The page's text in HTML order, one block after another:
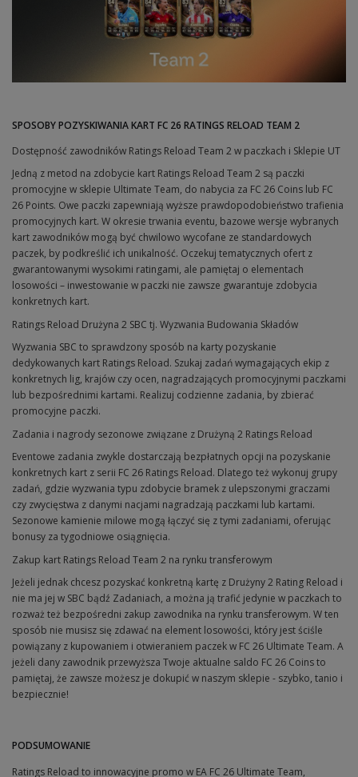
SPOSOBY POZYSKIWANIA KART FC 26 RATINGS RELOAD TEAM 2
Dostępność zawodników Ratings Reload Team 2 w paczkach i Sklepie UT
Jedną z metod na zdobycie kart Ratings Reload Team 2 są paczki
promocyjne w sklepie Ultimate Team, do nabycia za FC 26 Coins lub FC
26 Points. Owe paczki zapewniają wyższe prawdopodobieństwo trafienia
promocyjnych kart. W okresie trwania eventu, bazowe wersje wybranych
kart zawodników mogą być chwilowo wycofane ze standardowych
paczek, by podkreślić ich unikalność. Oczekuj tematycznych ofert z
gwarantowanymi wysokimi ratingami, ale pamiętaj o elementach
losowości – inwestowanie w paczki nie zawsze gwarantuje zdobycia
konkretnych kart.
Ratings Reload Drużyna 2 SBC tj. Wyzwania Budowania Składów
Wyzwania SBC to sprawdzony sposób na karty pozyskanie
dedykowanych kart Ratings Reload. Szukaj zadań wymagających ekip z
konkretnych lig, krajów czy ocen, nagradzających promocyjnymi paczkami
lub bezpośrednimi kartami. Realizuj codzienne zadania, by zbierać
promocyjne paczki.
Zadania i nagrody sezonowe związane z Drużyną 2 Ratings Reload
Eventowe zadania zwykle dostarczają bezpłatnych opcji na pozyskanie
konkretnych kart z serii FC 26 Ratings Reload. Dlatego też wykonuj grupy
zadań, gdzie wyzwania typu zdobycie bramek z ulepszonymi graczami
czy zwycięstwa z danymi nacjami nagradzają paczkami lub kartami.
Sezonowe kamienie milowe mogą łączyć się z tymi zadaniami, oferując
bonusy za tygodniowe osiągnięcia.
Zakup kart Ratings Reload Team 2 na rynku transferowym
Jeżeli jednak chcesz pozyskać konkretną kartę z Drużyny 2 Rating Reload i
nie ma jej w SBC bądź Zadaniach, a można ją trafić jedynie w paczkach to
rozważ też bezpośredni zakup zawodnika na rynku transferowym. W ten
sposób nie musisz się zdawać na element losowości, który jest ściśle
powiązany z kupowaniem i otwieraniem paczek w FC 26 Ultimate Team. A
jeżeli dany zawodnik przewyższa Twoje aktualne saldo FC 26 Coins to
pamiętaj, że zawsze możesz je dokupić w naszym sklepie - szybko, tanio i
bezpiecznie!
PODSUMOWANIE
Ratings Reload to innowacyjne promo w EA FC 26 Ultimate Team,